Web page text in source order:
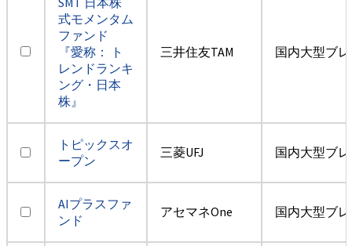
式モメンタム
ファンド
『愛称： ト
レンドランキ
ング・日本
株』
三井住友TAM 国内大型ブ
トピックスオ
ープン
三菱UFJ 国内大型ブ
AIプラスファ
ンド
アセマネOne 国内大型ブ